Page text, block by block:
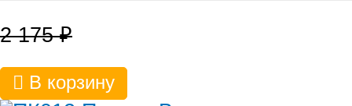
2 175₽
В корзину